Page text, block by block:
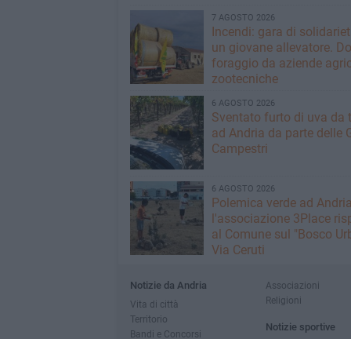
7 AGOSTO 2026
Incendi: gara di
un giovane allevatore.
foraggio da aziende
zootecniche
6 AGOSTO 2026
Sventato furto di uva da
ad Andria da parte delle
Campestri
6 AGOSTO 2026
Polemica verde ad
l'associazione 3Place
al Comune sul "Bosco
Via Ceruti
Notizie da Andria
Vita di città
Territorio
Bandi e Concorsi
Associazioni
Religioni
Notizie sportive